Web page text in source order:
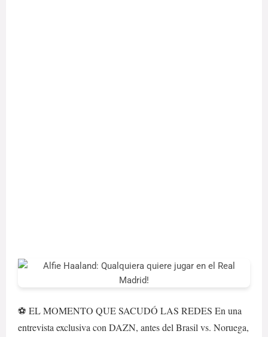
⚽ EL MOMENTO QUE SACUDÓ LAS REDES En una
entrevista exclusiva con DAZN, antes del Brasil vs. Noruega,